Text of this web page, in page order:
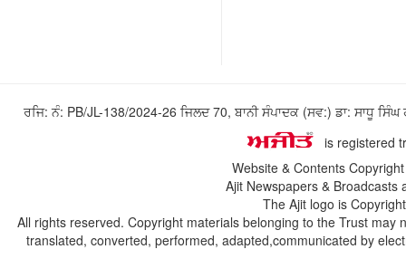
ਰਜਿ: ਨੰ: PB/JL-138/2024-26 ਜਿਲਦ 70, ਬਾਨੀ ਸੰਪਾਦਕ (ਸਵ:) ਡਾ: ਸਾਧੂ
is registered
Website & Contents
Ajit Newspapers &
The Ajit logo is
All rights reserved. Copyright materials belonging to the Trust
translated, converted, performed, adapted,communicated by